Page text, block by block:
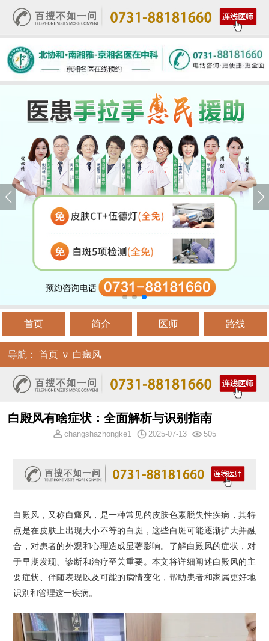
首页 简介 医师 路线
导航： 首页 ν 白癜风
白殿风有啥症状：全面解析与识别指南
changshazhongke1 2025-07-13 505
白殿风，又称白癜风，是一种常见的皮肤色素脱失性疾病，其特
点是在皮肤上出现大小不等的白斑，这些白斑可能逐渐扩大并融
合，对患者的外观和心理造成显著影响。了解白殿风的症状，对
于早期发现、诊断和治疗至关重要。本文将详细阐述白殿风的主
要症状、伴随表现以及可能的病情变化，帮助患者和家属更好地
识别和管理这一疾病。